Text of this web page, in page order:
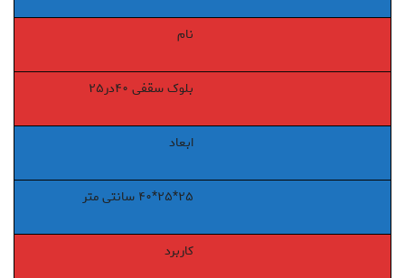
نام
بلوک سقفی ۴۰در۲۵
ابعاد
۲۵*۲۵*۴۰ سانتی متر
کاربرد